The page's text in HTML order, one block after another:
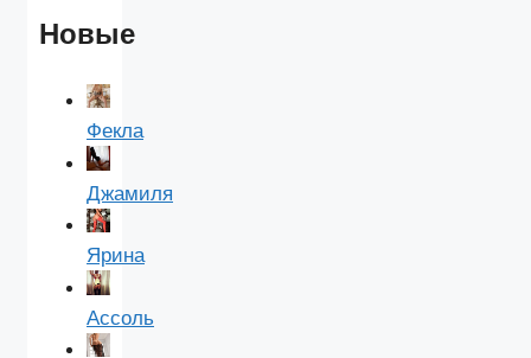
Новые
Фекла
Джамиля
Ярина
Ассоль